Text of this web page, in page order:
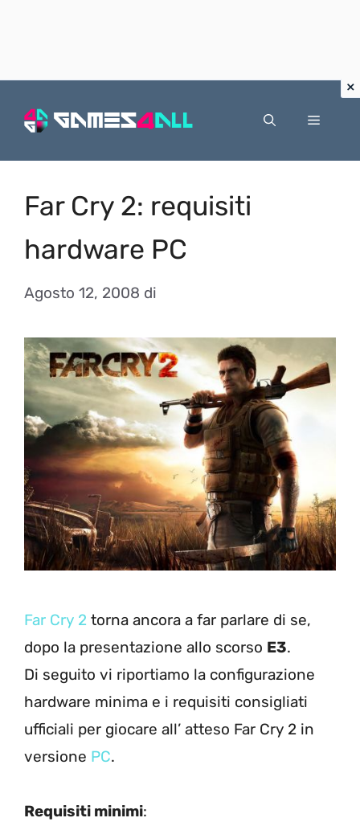
Menu
Far Cry 2: requisiti
hardware PC
Agosto 12, 2008 di
Far Cry 2 torna ancora a far parlare di se,
dopo la presentazione allo scorso E3.
Di seguito vi riportiamo la configurazione
hardware minima e i requisiti consigliati
ufficiali per giocare all’ atteso Far Cry 2 in
versione PC.
Requisiti minimi: